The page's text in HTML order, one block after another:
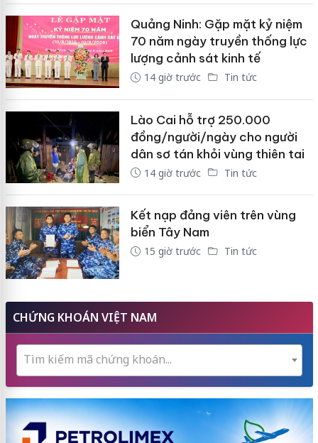
Quảng Ninh: Gặp mặt kỷ niệm
70 năm ngày truyền thống lực
lượng cảnh sát kinh tế
14 giờ trước Tin tức
Lào Cai hỗ trợ 250.000
đồng/người/ngày cho người
dân sơ tán khỏi vùng thiên tai
14 giờ trước Tin tức
Kết nạp đảng viên trên vùng
biển Tây Nam
15 giờ trước Tin tức
CHỨNG KHOÁN VIỆT NAM
Tìm kiếm mã chứng khoán...